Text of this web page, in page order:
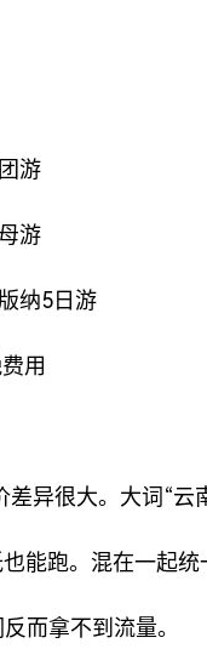
游
游
纳5日游
用
异很大。大词“云
能跑。混在一起
而拿不到流量。